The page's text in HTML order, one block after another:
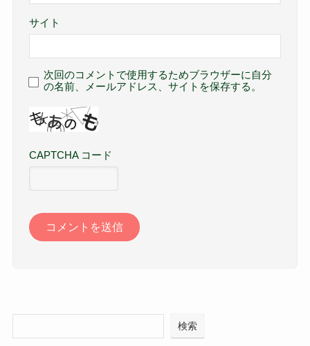
サイト
次回のコメントで使用するためブラウザーに自分
の名前、メールアドレス、サイトを保存する。
CAPTCHA コード
検索